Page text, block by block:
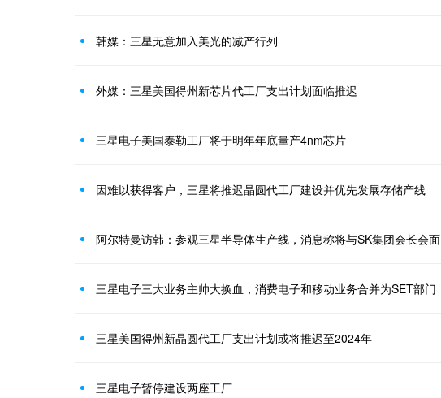
韩媒：三星无意加入美光的减产行列
外媒：三星美国得州新芯片代工厂支出计划面临推迟
三星电子美国泰勒工厂将于明年年底量产4nm芯片
因难以获得客户，三星将推迟晶圆代工厂建设并优先发展存储产线
阿尔特曼访韩：参观三星半导体生产线，消息称将与SK集团会长会面
三星电子三大业务主帅大换血，消费电子和移动业务合并为SET部门
三星美国得州新晶圆代工厂支出计划或将推迟至2024年
三星电子暂停建设两座工厂